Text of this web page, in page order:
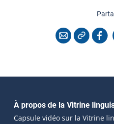
CourrielCopier
Navigation
À propos de la Vitrine
Capsule vidéo sur la Vitrine